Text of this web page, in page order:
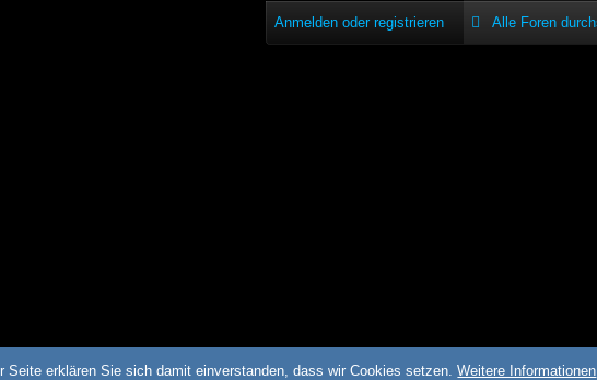
Anmelden oder registrieren
Seite erklären Sie sich damit einverstanden, dass wir Cookies setzen.Weitere Informationen